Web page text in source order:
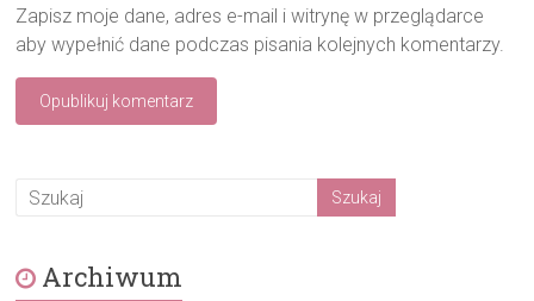
Zapisz moje dane, adres e-mail i witrynę w przeglądarce
aby wypełnić dane podczas pisania kolejnych komentarzy.
Archiwum